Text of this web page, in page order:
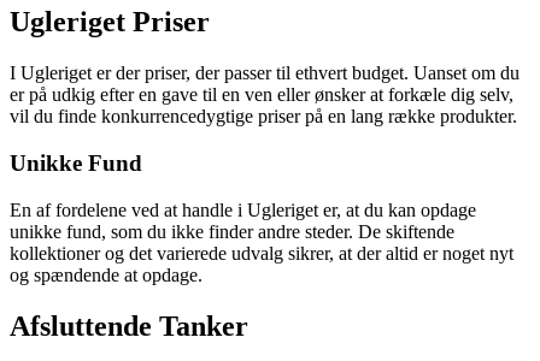
Ugleriget Priser
I Ugleriget er der priser, der passer til ethvert budget. Uanset om du
er på udkig efter en gave til en ven eller ønsker at forkæle dig selv,
vil du finde konkurrencedygtige priser på en lang række produkter.
Unikke Fund
En af fordelene ved at handle i Ugleriget er, at du kan opdage
unikke fund, som du ikke finder andre steder. De skiftende
kollektioner og det varierede udvalg sikrer, at der altid er noget nyt
og spændende at opdage.
Afsluttende Tanker